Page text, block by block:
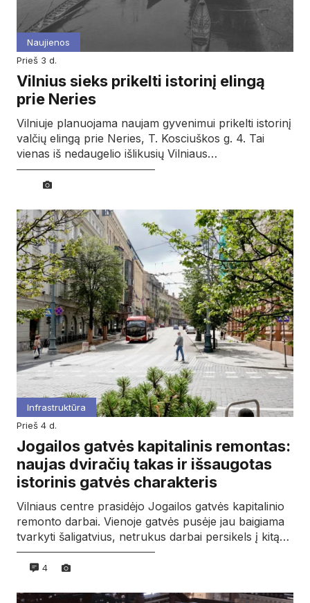
Naujienos
prieš 3 d.
Vilnius sieks prikelti istorinį elingą
prie Neries
Vilniuje planuojama naujam gyvenimui prikelti istorinį
valčių elingą prie Neries, T. Kosciuškos g. 4. Tai
vienas iš nedaugelio išlikusių Vilniaus…
Infrastruktūra
prieš 4 d.
Jogailos gatvės kapitalinis remontas:
naujas dviračių takas ir išsaugotas
istorinis gatvės charakteris
Vilniaus centre prasidėjo Jogailos gatvės kapitalinio
remonto darbai. Vienoje gatvės pusėje jau baigiama
tvarkyti šaligatvius, netrukus darbai persikels į kitą…
4